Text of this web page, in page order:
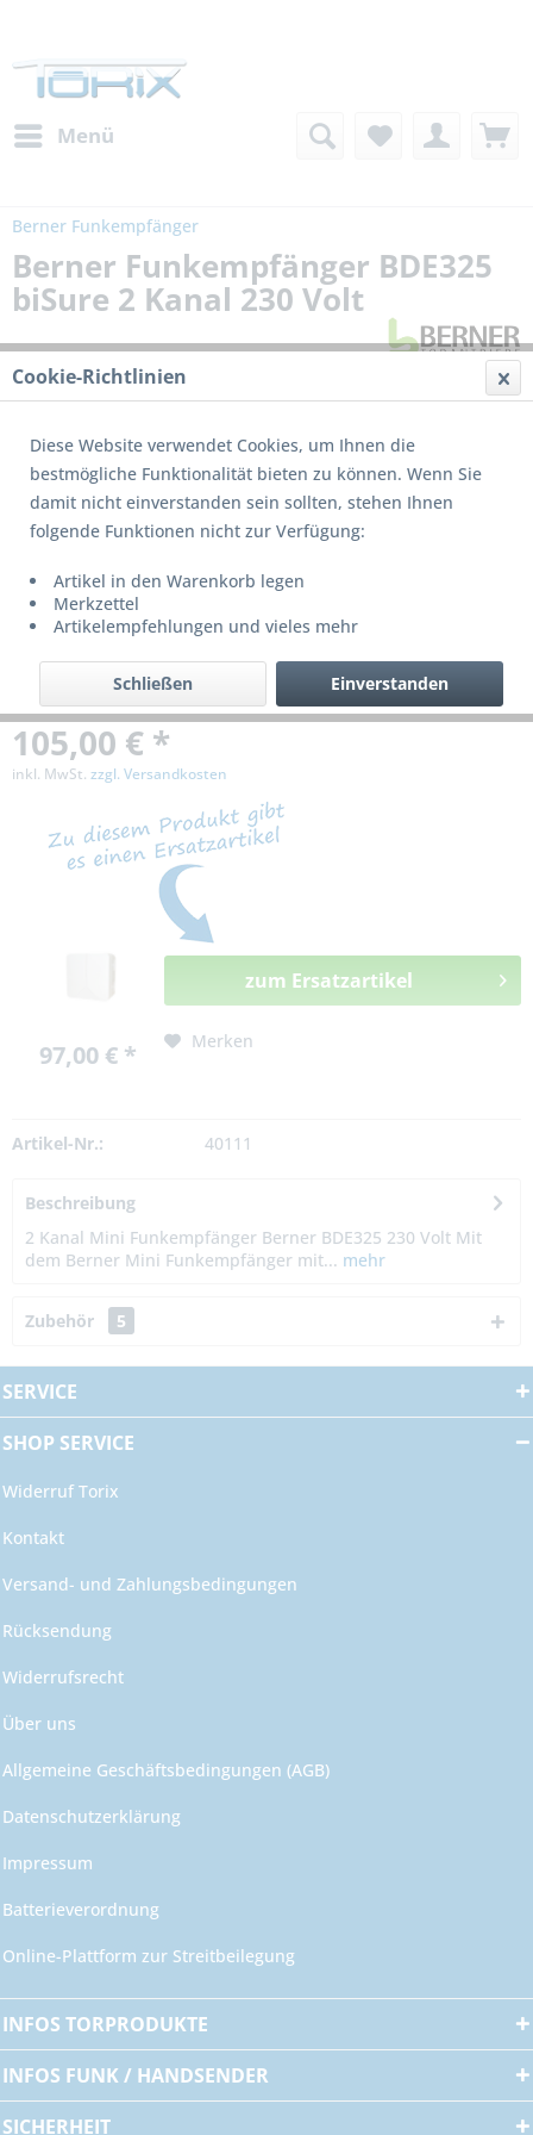
Menü
Berner Funkempfänger
Berner Funkempfänger BDE325
biSure 2 Kanal 230 Volt
Dieses Produkt wird nicht mehr produziert
105,00 € *
inkl. MwSt. zzgl. Versandkosten
97,00 € *
zum Ersatzartikel
Merken
Artikel-Nr.: 40111
Beschreibung
2 Kanal Mini Funkempfänger Berner BDE325 230 Volt Mit
dem Berner Mini Funkempfänger mit... mehr
Zubehör 5
SERVICE
SHOP SERVICE
Widerruf Torix
Kontakt
Versand- und Zahlungsbedingungen
Rücksendung
Widerrufsrecht
Über uns
Allgemeine Geschäftsbedingungen (AGB)
Datenschutzerklärung
Impressum
Batterieverordnung
Online-Plattform zur Streitbeilegung
INFOS TORPRODUKTE
INFOS FUNK / HANDSENDER
SICHERHEIT
Cookie-Richtlinien
Diese Website verwendet Cookies, um Ihnen die
bestmögliche Funktionalität bieten zu können. Wenn Sie
damit nicht einverstanden sein sollten, stehen Ihnen
folgende Funktionen nicht zur Verfügung:
Artikel in den Warenkorb legen
Merkzettel
Artikelempfehlungen und vieles mehr
Einverstanden
Schließen